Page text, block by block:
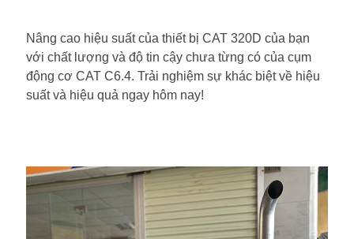
Nâng cao hiệu suất của thiết bị CAT 320D của bạn
với chất lượng và độ tin cậy chưa từng có của cụm
động cơ CAT C6.4. Trải nghiệm sự khác biệt về hiệu
suất và hiệu quả ngay hôm nay!